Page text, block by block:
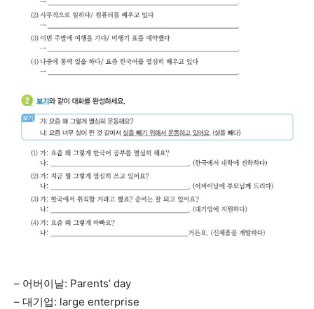
– 어버이날: Parents’ day
– 대기업: large enterprise